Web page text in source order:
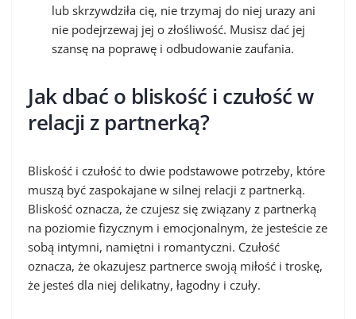
lub skrzywdziła cię, nie trzymaj do niej urazy ani
nie podejrzewaj jej o złośliwość. Musisz dać jej
szansę na poprawę i odbudowanie zaufania.
Jak dbać o bliskość i czułość w
relacji z partnerką?
Bliskość i czułość to dwie podstawowe potrzeby, które
muszą być zaspokajane w silnej relacji z partnerką.
Bliskość oznacza, że czujesz się związany z partnerką
na poziomie fizycznym i emocjonalnym, że jesteście ze
sobą intymni, namiętni i romantyczni. Czułość
oznacza, że okazujesz partnerce swoją miłość i troskę,
że jesteś dla niej delikatny, łagodny i czuły.